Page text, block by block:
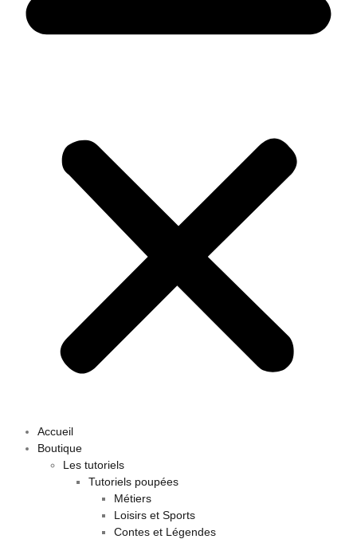
Accueil
Boutique
Les tutoriels
Tutoriels poupées
Métiers
Loisirs et Sports
Contes et Légendes